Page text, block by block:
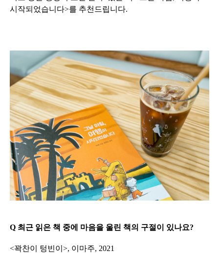
시작되었습니다>를 추천드립니다.
Q 최근 읽은 책 중에 마음을 울린 책의 구절이 있나요?
<꽉찬이 텅빈이>, 이마주, 2021